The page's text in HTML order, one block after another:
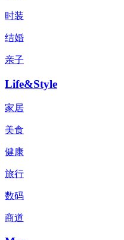
时装
结婚
亲子
Life&Style
家居
美食
健康
旅行
数码
商道